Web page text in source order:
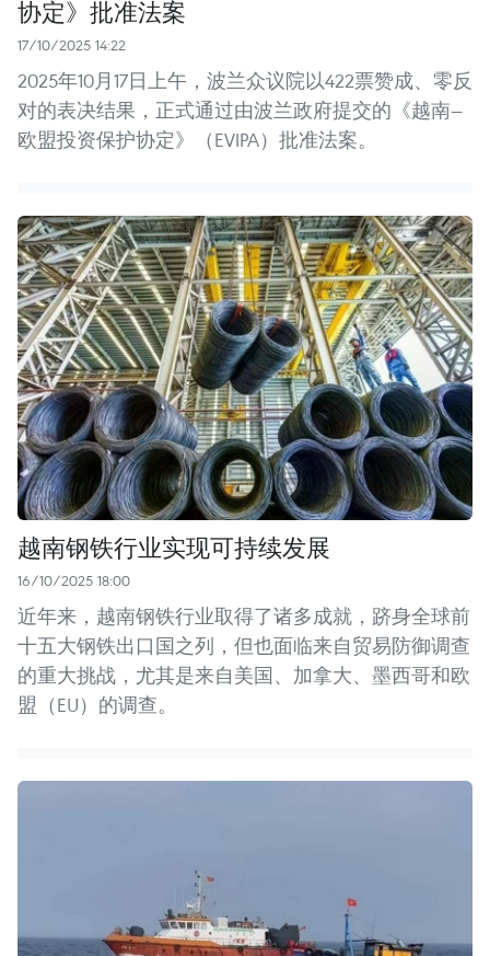
协定》批准法案
17/10/2025 14:22
2025年10月17日上午，波兰众议院以422票赞成、零反
对的表决结果，正式通过由波兰政府提交的《越南—
欧盟投资保护协定》（EVIPA）批准法案。
越南钢铁行业实现可持续发展
16/10/2025 18:00
近年来，越南钢铁行业取得了诸多成就，跻身全球前
十五大钢铁出口国之列，但也面临来自贸易防御调查
的重大挑战，尤其是来自美国、加拿大、墨西哥和欧
盟（EU）的调查。